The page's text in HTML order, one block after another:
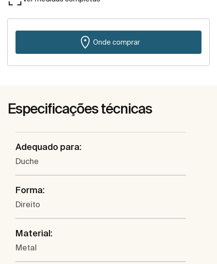
Onde comprar
Especificações técnicas
Adequado para:
Duche
Forma:
Direito
Material:
Metal